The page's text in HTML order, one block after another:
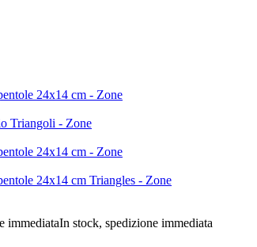
24x14 cm - Zone
Triangoli - Zone
24x14 cm - Zone
24x14 cm Triangles - Zone
immediataIn stock, spedizione immediata